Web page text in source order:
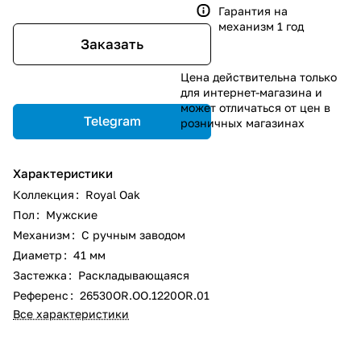
Заказать
Telegram
Характеристики
Коллекция : Royal Oak
Пол : Мужские
Механизм : С ручным заводом
Диаметр : 41 мм
Застежка : Раскладывающаяся
Референс : 26530OR.OO.1220OR.01
Все характеристики
Гарантия на
механизм 1 год
Цена действительна только
для интернет-магазина и
может отличаться от цен в
розничных магазинах